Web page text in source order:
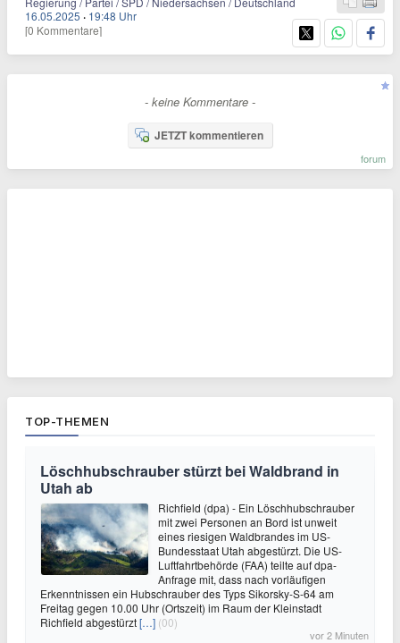
16.05.2025 · 19:48 Uhr
[0 Kommentare]
- keine Kommentare -
JETZT kommentieren
forum
TOP-THEMEN
Löschhubschrauber stürzt bei Waldbrand in
Utah ab
Richfield (dpa) - Ein Löschhubschrauber
mit zwei Personen an Bord ist unweit
eines riesigen Waldbrandes im US-
Bundesstaat Utah abgestürzt. Die US-
Luftfahrtbehörde (FAA) teilte auf dpa-
Anfrage mit, dass nach vorläufigen
Erkenntnissen ein Hubschrauber des Typs Sikorsky-S-64 am
Freitag gegen 10.00 Uhr (Ortszeit) im Raum der Kleinstadt
Richfield abgestürzt[…] (00)
vor 2 Minuten